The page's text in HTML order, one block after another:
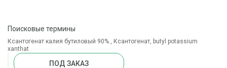
Поисковые термины
Ксантогенат калия бутиловый 90% , Ксантогенат, butyl potassium
xanthat
ПОД ЗАКАЗ